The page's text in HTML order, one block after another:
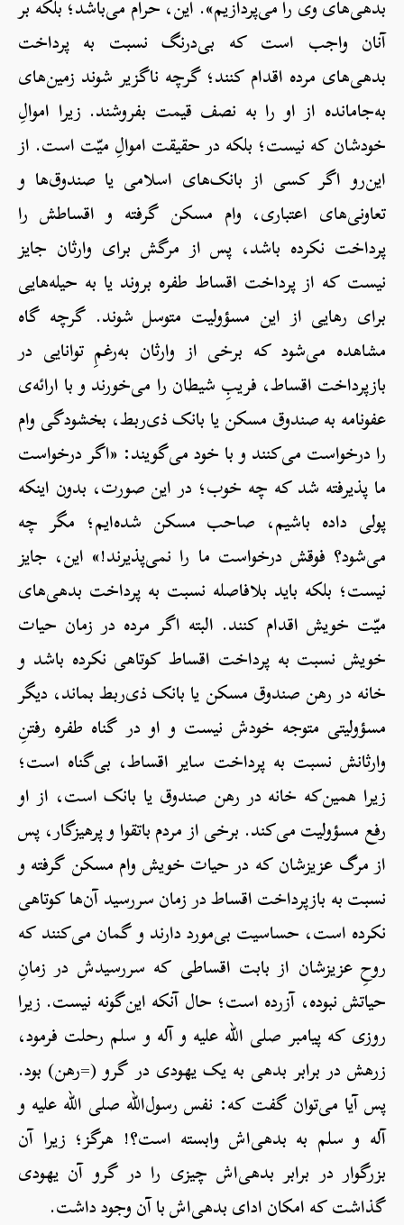
بدهی‌های وی را می‌پردازیم». این، حرام می‌باشد؛ بلکه بر
آنان واجب است که بی‌درنگ نسبت به پرداخت
بدهی‌های مرده اقدام کنند؛ گرچه ناگزیر شوند زمین‌های
به‌جامانده از او را به نصف قیمت بفروشند. زیرا اموالِ
خودشان که نیست؛ بلکه در حقیقت اموالِ میّت است. از
این‌رو اگر کسی از بانک‌های اسلامی یا صندوق‌ها و
تعاونی‌های اعتباری، وام مسکن گرفته و اقساطش را
پرداخت نکرده باشد، پس از مرگش برای وارثان جایز
نیست که از پرداخت اقساط طفره بروند یا به حیله‌هایی
برای رهایی از این مسؤولیت متوسل شوند. گرچه گاه
مشاهده می‌شود که برخی از وارثان به‌رغمِ توانایی در
بازپرداخت اقساط، فریبِ شیطان را می‌خورند و با ارائه‌ی
عفونامه به صندوق مسکن یا بانک ذی‌ربط، بخشودگی وام
را درخواست می‌کنند و با خود می‌گویند: «اگر درخواست
ما پذیرفته شد که چه خوب؛ در این صورت، بدون اینکه
پولی داده باشیم، صاحب مسکن شده‌ایم؛ مگر چه
می‌شود؟ فوقش درخواست ما را نمی‌پذیرند!» این، جایز
نیست؛ بلکه باید بلافاصله نسبت به پرداخت بدهی‌های
میّت خویش اقدام کنند. البته اگر مرده در زمان حیات
خویش نسبت به پرداخت اقساط کوتاهی نکرده باشد و
خانه در رهن صندوق مسکن یا بانک ذی‌ربط بماند، دیگر
مسؤولیتی متوجه خودش نیست و او در گناه طفره رفتنِ
وارثانش نسبت به پرداخت سایر اقساط، بی‌گناه است؛
زیرا همین‌که خانه در رهن صندوق یا بانک است، از او
رفع مسؤولیت می‌کند. برخی از مردم باتقوا و پرهیزگار، پس
از مرگ عزیزشان که در حیات خویش وام مسکن گرفته و
نسبت به بازپرداخت اقساط در زمان سررسید آن‌ها کوتاهی
نکرده است، حساسیت بی‌مورد دارند و گمان می‌کنند که
روحِ عزیزشان از بابت اقساطی که سررسیدش در زمانِ
حیاتش نبوده، آزرده است؛ حال آنکه این‌گونه نیست. زیرا
روزی که پیامبر صلی الله علیه و آله و سلم رحلت فرمود،
زرهش در برابر بدهی‌ به یک یهودی در گرو (=رهن) بود.
پس آیا می‌توان گفت که: نفس رسول‌الله صلی الله علیه و
آله و سلم به بدهی‌اش وابسته است؟! هرگز؛ زیرا آن
بزرگوار در برابر بدهی‌اش چیزی را در گرو آن یهودی
گذاشت که امکان ادای بدهی‌اش با آن وجود داشت.